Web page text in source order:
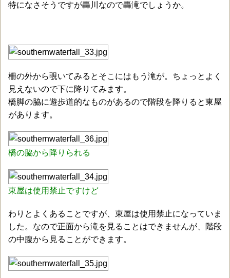
特になさそうですが轟川なので轟滝でしょうか。
柵の外から覗いてみるとそこにはもう滝が。ちょっとよく
見えないので下に降りてみます。
橋脚の脇に遊歩道的なものがあるので階段を降りると東屋
があります。
橋の脇から降りられる
東屋は使用禁止ですけど
わりとよくあることですが、東屋は使用禁止になっていま
した。なので正面から滝を見ることはできませんが、階段
の中腹から見ることができます。